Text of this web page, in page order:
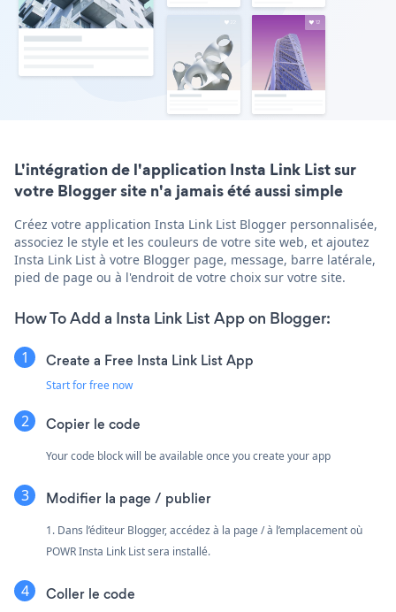
L'intégration de l'application Insta Link List sur
votre Blogger site n'a jamais été aussi simple
Créez votre application Insta Link List Blogger personnalisée,
associez le style et les couleurs de votre site web, et ajoutez
Insta Link List à votre Blogger page, message, barre latérale,
pied de page ou à l'endroit de votre choix sur votre site.
How To Add a Insta Link List App on Blogger:
Create a Free Insta Link List App
Start for free now
Copier le code
Your code block will be available once you create your app
Modifier la page / publier
1. Dans l’éditeur Blogger, accédez à la page / à l’emplacement où
POWR Insta Link List sera installé.
Coller le code